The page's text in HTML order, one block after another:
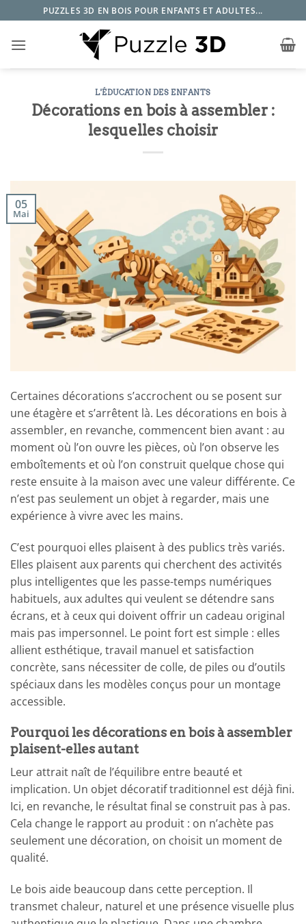
au
contenu
PUZZLES 3D EN BOIS POUR ENFANTS ET ADULTES...
L'ÉDUCATION DES ENFANTS
Décorations en bois à assembler :
lesquelles choisir
05
Mai
Certaines décorations s’accrochent ou se posent sur
une étagère et s’arrêtent là. Les décorations en bois à
assembler, en revanche, commencent bien avant : au
moment où l’on ouvre les pièces, où l’on observe les
emboîtements et où l’on construit quelque chose qui
reste ensuite à la maison avec une valeur différente. Ce
n’est pas seulement un objet à regarder, mais une
expérience à vivre avec les mains.
C’est pourquoi elles plaisent à des publics très variés.
Elles plaisent aux parents qui cherchent des activités
plus intelligentes que les passe-temps numériques
habituels, aux adultes qui veulent se détendre sans
écrans, et à ceux qui doivent offrir un cadeau original
mais pas impersonnel. Le point fort est simple : elles
allient esthétique, travail manuel et satisfaction
concrète, sans nécessiter de colle, de piles ou d’outils
spéciaux dans les modèles conçus pour un montage
accessible.
Pourquoi les décorations en bois à assembler
plaisent-elles autant
Leur attrait naît de l’équilibre entre beauté et
implication. Un objet décoratif traditionnel est déjà fini.
Ici, en revanche, le résultat final se construit pas à pas.
Cela change le rapport au produit : on n’achète pas
seulement une décoration, on choisit un moment de
qualité.
Le bois aide beaucoup dans cette perception. Il
transmet chaleur, naturel et une présence visuelle plus